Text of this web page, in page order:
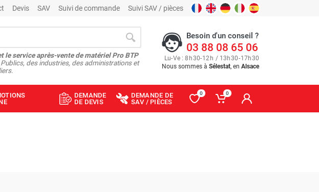
Devis SAV Suivi de commande Suivi SAV / pièces
le service après-vente de matériel Pro BTP
des industries, des administrations et
Besoin d'un conseil ?
03 88 08 65 06
Lu-Ve : 8h30-12h / 13h30-17h30
Nous sommes à Sélestat, en Alsace
DEMANDE
DE DEVIS
DEMANDE DE
SAV / PIÈCES
0 0